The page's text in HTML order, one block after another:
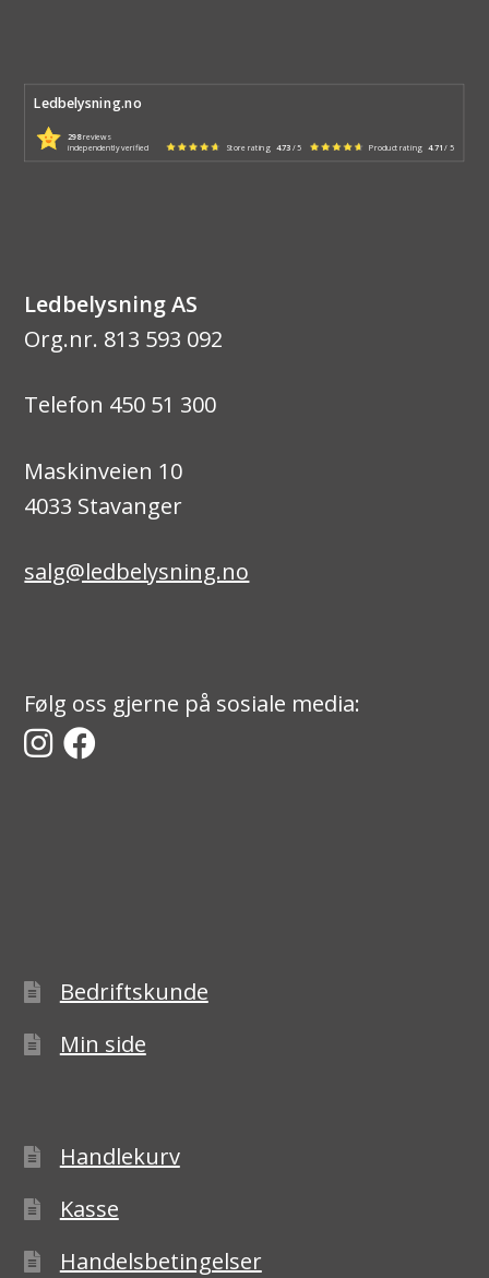
Ledbelysning.no
298reviews
independently verified Store rating 4.73 / 5 Product rating 4.71 / 5
Ledbelysning AS
Org.nr. 813 593 092
Telefon 450 51 300
Maskinveien 10
4033 Stavanger
salg@ledbelysning.no
Følg oss gjerne på sosiale media:
Bedriftskunde
Min side
Handlekurv
Kasse
Handelsbetingelser